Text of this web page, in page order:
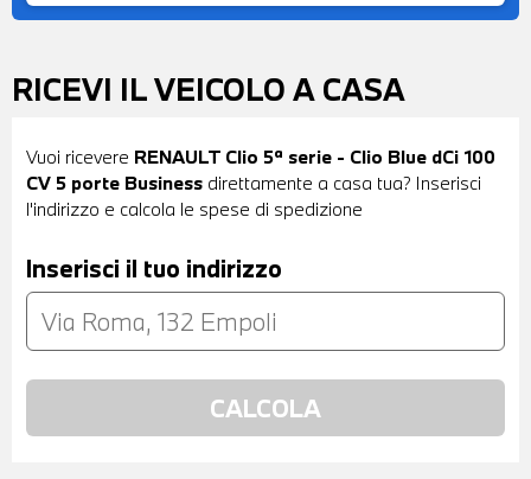
RICEVI IL VEICOLO A CASA
Vuoi ricevere RENAULT Clio 5ª serie - Clio Blue dCi 100
CV 5 porte Business direttamente a casa tua? Inserisci
l'indirizzo e calcola le spese di spedizione
Inserisci il tuo indirizzo